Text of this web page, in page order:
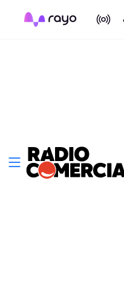
On Air